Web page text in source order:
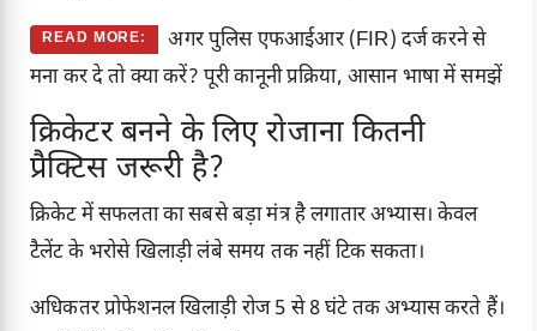
READ MORE:
अगर पुलिस एफआईआर (FIR) दर्ज करने से
मना कर दे तो क्या करें? पूरी कानूनी प्रक्रिया, आसान भाषा में समझें
क्रिकेटर बनने के लिए रोजाना कितनी
प्रैक्टिस जरूरी है?
क्रिकेट में सफलता का सबसे बड़ा मंत्र है लगातार अभ्यास। केवल
टैलेंट के भरोसे खिलाड़ी लंबे समय तक नहीं टिक सकता।
अधिकतर प्रोफेशनल खिलाड़ी रोज 5 से 8 घंटे तक अभ्यास करते हैं।